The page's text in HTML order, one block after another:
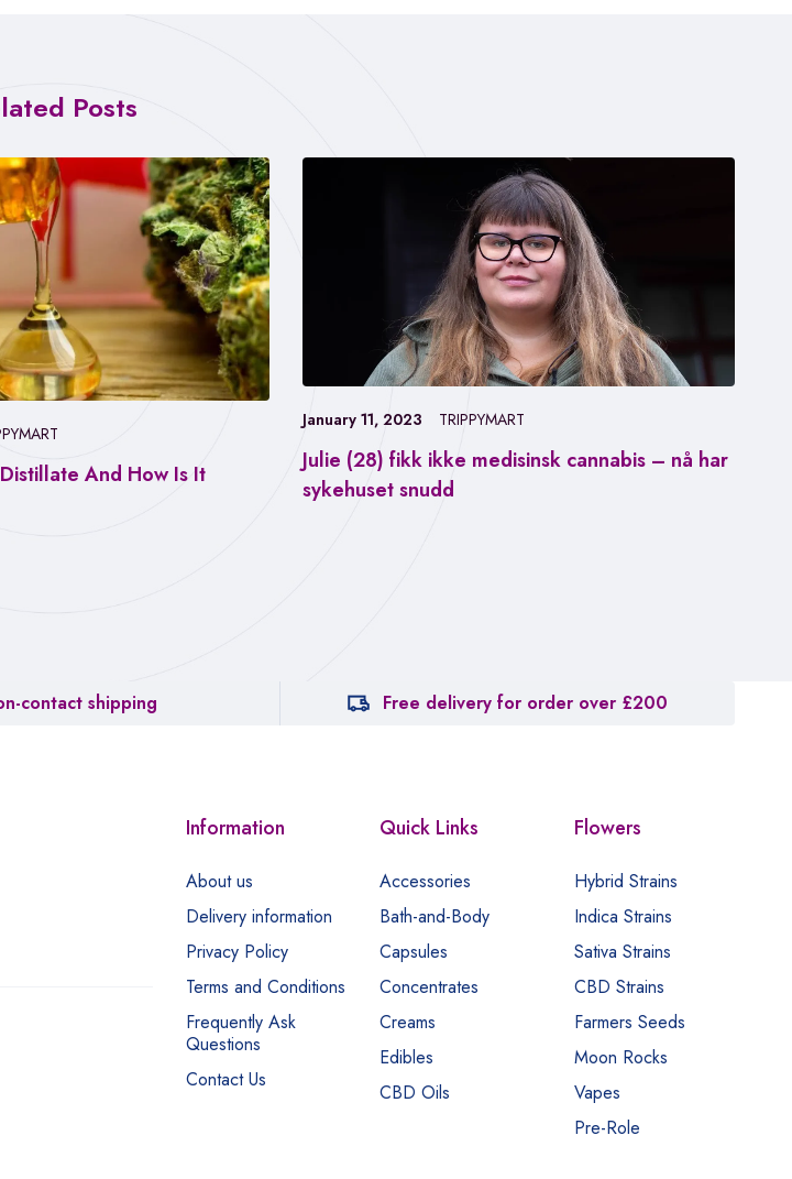
Posts
And How Is It
Julie (28) fikk ikke medisinsk cannabis – nå har
sykehuset snudd
January 11, 2023 TRIPPYMART
contact shipping Free delivery for order over £200
Information
About us
Delivery information
Privacy Policy
Terms and Conditions
Frequently Ask
Questions
Contact Us
Quick Links
Accessories
Bath-and-Body
Capsules
Concentrates
Creams
Edibles
CBD Oils
Flowers
Hybrid Strains
Indica Strains
Sativa Strains
CBD Strains
Farmers Seeds
Moon Rocks
Vapes
Pre-Role